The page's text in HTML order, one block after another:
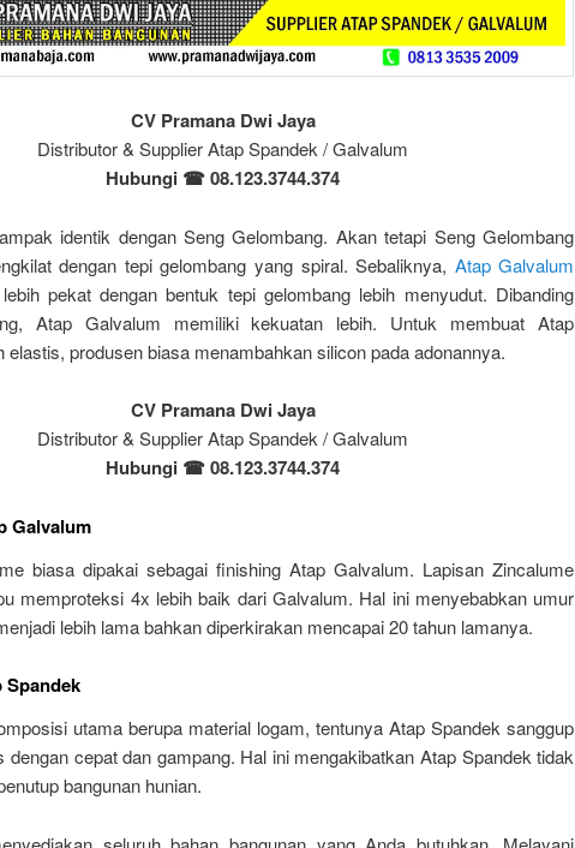
CV Pramana Dwi Jaya
Distributor & Supplier Atap Spandek / Galvalum
Hubungi ☎08.123.3744.374
identik dengan Seng Gelombang. Akan tetapi Seng Gelombang
dengan tepi gelombang yang spiral. Sebaliknya, Atap Galvalum
pekat dengan bentuk tepi gelombang lebih menyudut. Dibanding
Atap Galvalum memiliki kekuatan lebih. Untuk membuat Atap
elastis, produsen biasa menambahkan silicon pada adonannya.
CV Pramana Dwi Jaya
Distributor & Supplier Atap Spandek / Galvalum
Hubungi ☎08.123.3744.374
Galvalum
biasa dipakai sebagai finishing Atap Galvalum. Lapisan Zincalume
memproteksi 4x lebih baik dari Galvalum. Hal ini menyebabkan umur
lebih lama bahkan diperkirakan mencapai 20 tahun lamanya.
Spandek
utama berupa material logam, tentunya Atap Spandek sanggup
dengan cepat dan gampang. Hal ini mengakibatkan Atap Spandek tidak
bangunan hunian.